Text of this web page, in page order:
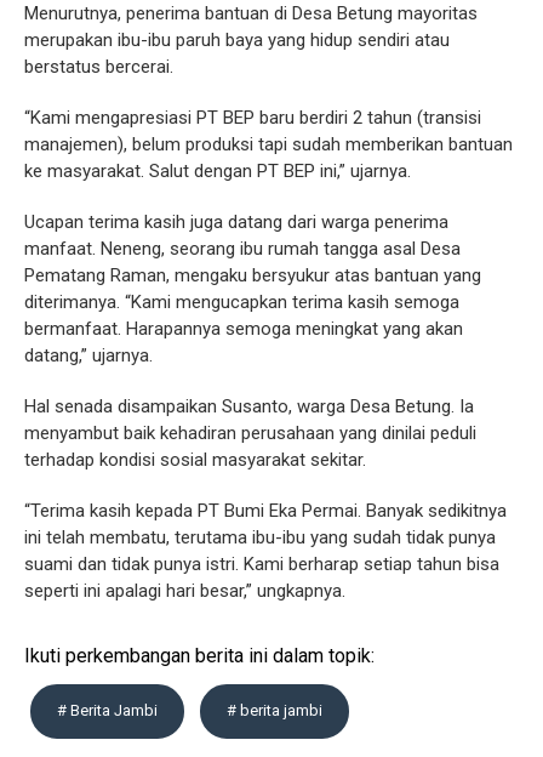
Menurutnya, penerima bantuan di Desa Betung mayoritas
merupakan ibu-ibu paruh baya yang hidup sendiri atau
berstatus bercerai.
“Kami mengapresiasi PT BEP baru berdiri 2 tahun (transisi
manajemen), belum produksi tapi sudah memberikan bantuan
ke masyarakat. Salut dengan PT BEP ini,” ujarnya.
Ucapan terima kasih juga datang dari warga penerima
manfaat. Neneng, seorang ibu rumah tangga asal Desa
Pematang Raman, mengaku bersyukur atas bantuan yang
diterimanya. “Kami mengucapkan terima kasih semoga
bermanfaat. Harapannya semoga meningkat yang akan
datang,” ujarnya.
Hal senada disampaikan Susanto, warga Desa Betung. Ia
menyambut baik kehadiran perusahaan yang dinilai peduli
terhadap kondisi sosial masyarakat sekitar.
“Terima kasih kepada PT Bumi Eka Permai. Banyak sedikitnya
ini telah membatu, terutama ibu-ibu yang sudah tidak punya
suami dan tidak punya istri. Kami berharap setiap tahun bisa
seperti ini apalagi hari besar,” ungkapnya.
Ikuti perkembangan berita ini dalam topik:
# Berita Jambi # berita jambi